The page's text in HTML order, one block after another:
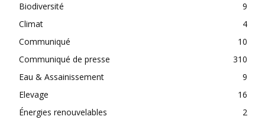
Biodiversité
9
Climat
4
Communiqué
10
Communiqué de presse
310
Eau & Assainissement
9
Elevage
16
Énergies renouvelables
2